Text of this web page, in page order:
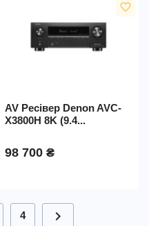
favorite_border
AV Ресівер Denon AVC-
X3800H 8K (9.4...
98 700 ₴
4 chevron_right